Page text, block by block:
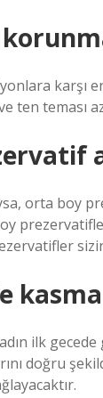
karşı
ten teması
orta boy
boy
ilk
doğru